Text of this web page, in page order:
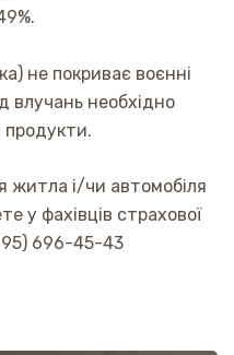
не покриває воєнні
влучань необхідно
продукти.
житла і/чи автомобіля
у фахівців страхової
696-45-43